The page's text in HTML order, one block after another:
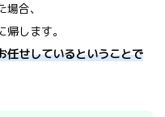
合、
します。
任せしているということで